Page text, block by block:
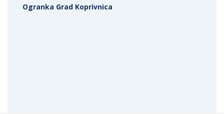
Ogranka Grad Koprivnica